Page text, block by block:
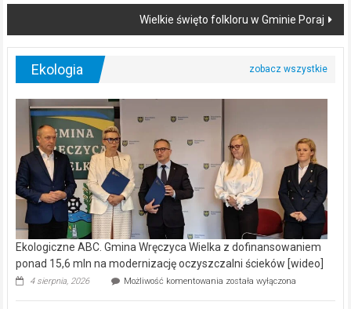
Wielkie święto folkloru w Gminie Poraj
Ekologia
Ekologiczne ABC. Gmina Wręczyca Wielka z dofinansowaniem
ponad 15,6 mln na modernizację oczyszczalni ścieków [wideo]
4 sierpnia, 2026 Możliwość komentowania Ekologiczne
została wyłączona